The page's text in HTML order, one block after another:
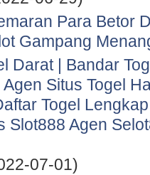
Para Betor
Gampang
Darat | Bandar
Situs Togel
Togel
Slot888 Agen
07-01)